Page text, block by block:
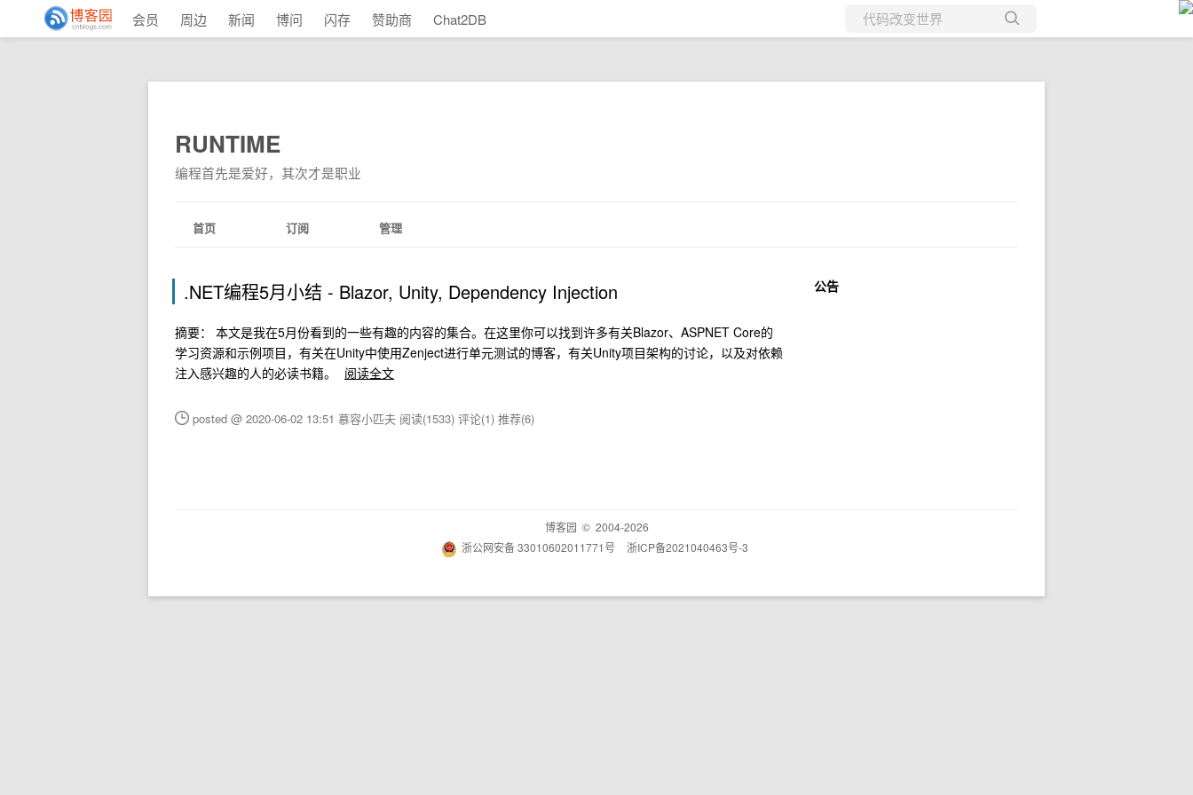
会员 周边 新闻 博问 闪存 赞助商 Chat2DB
当前博客
RUNTIME
编程首先是爱好，其次才是职业
首页 订阅 管理
.NET编程5月小结 - Blazor, Unity, Dependency Injection
摘要： 本文是我在5月份看到的一些有趣的内容的集合。在这里你可以找到许多有关Blazor、ASPNET Core的
学习资源和示例项目，有关在Unity中使用Zenject进行单元测试的博客，有关Unity项目架构的讨论，以及对依赖
注入感兴趣的人的必读书籍。
阅读全文
posted @ 2020-06-02 13:51 慕容小匹夫 阅读(1533) 评论(1) 推荐(6)
公告
博客园 © 2004-2026
浙公网安备 33010602011771号
浙ICP备2021040463号-3